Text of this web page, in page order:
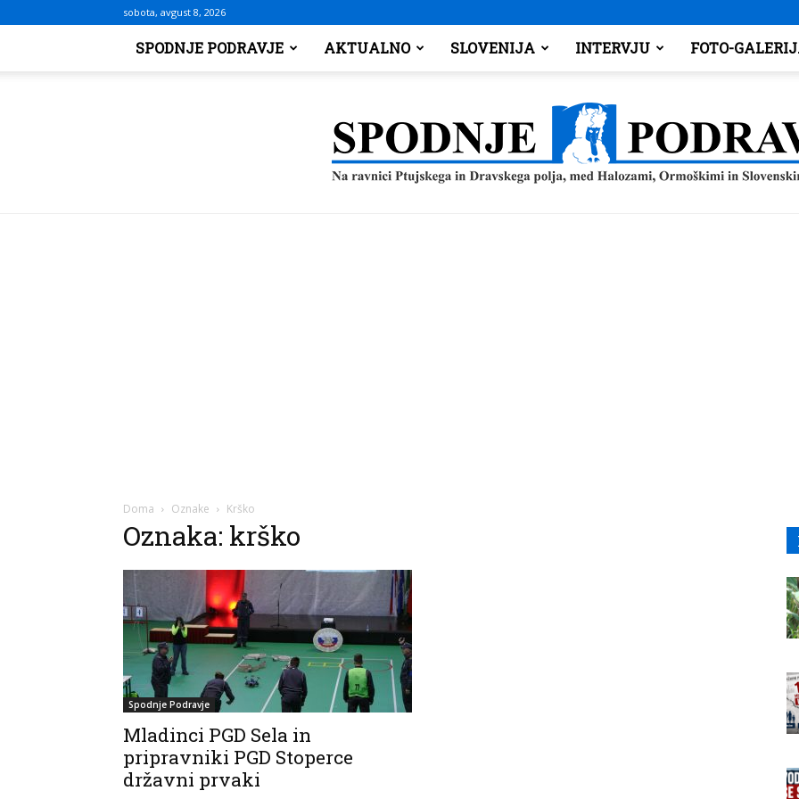
sobota, avgust 8, 2026
SPODNJE PODRAVJE AKTUALNO SLOVENIJA INTERVJU FOTO-
Doma Oznake Krško
Oznaka: krško
Spodnje Podravje
Mladinci PGD Sela in
pripravniki PGD Stoperce
državni prvaki